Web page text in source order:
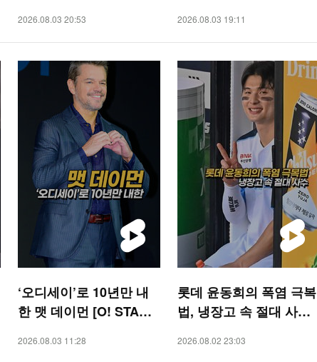
2026.08.03 20:53 2026.08.03 19:11
‘오디세이’로 10년만 내
한 맷 데이먼 [O! STAR
2026.08.03 11:28
롯데 윤동희의 폭염 극복
법, 냉장고 속 절대 사수
2026.08.02 23:03